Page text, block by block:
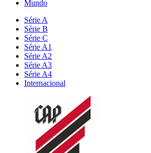
Mundo
Série A
Série B
Série C
Série A1
Série A2
Série A3
Série A4
Internacional